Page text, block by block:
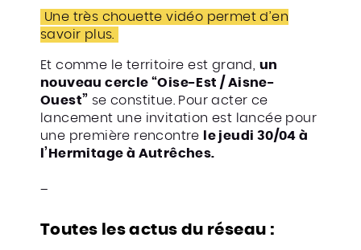
Une très chouette vidéo permet d’en
savoir plus.
Et comme le territoire est grand, un
nouveau cercle “Oise-Est / Aisne-
Ouest” se constitue. Pour acter ce
lancement une invitation est lancée pour
une première rencontre
le jeudi 30/04 à
l’Hermitage à Autrêches.
Toutes les actus du réseau :